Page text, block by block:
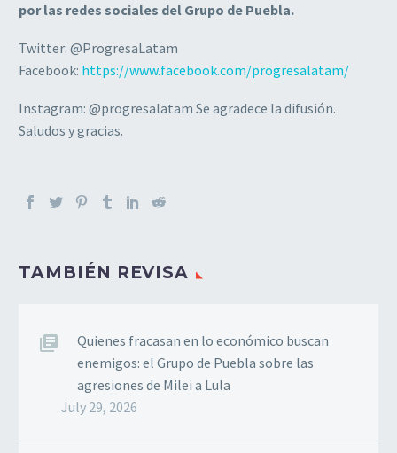
por las redes sociales del Grupo de Puebla.
Twitter: @ProgresaLatam
Facebook: https://www.facebook.com/progresalatam/
Instagram: @progresalatam Se agradece la difusión.
Saludos y gracias.
TAMBIÉN REVISA
Quienes fracasan en lo económico buscan
enemigos: el Grupo de Puebla sobre las
agresiones de Milei a Lula
July 29, 2026